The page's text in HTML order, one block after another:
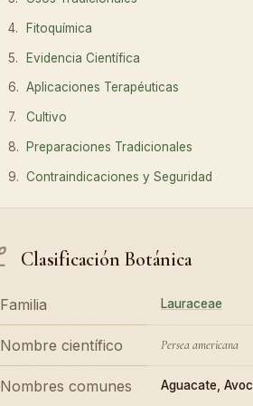
Fitoquímica
Evidencia Científica
Aplicaciones Terapéuticas
Cultivo
Preparaciones Tradicionales
Contraindicaciones y Seguridad
Clasificación Botánica
Familia Lauraceae
Nombre científico Persea americana
Nombres comunes Aguacate,